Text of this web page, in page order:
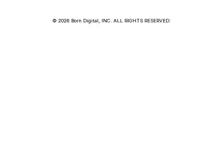
© 2026 Born Digital, INC. ALL RIGHTS RESERVED.